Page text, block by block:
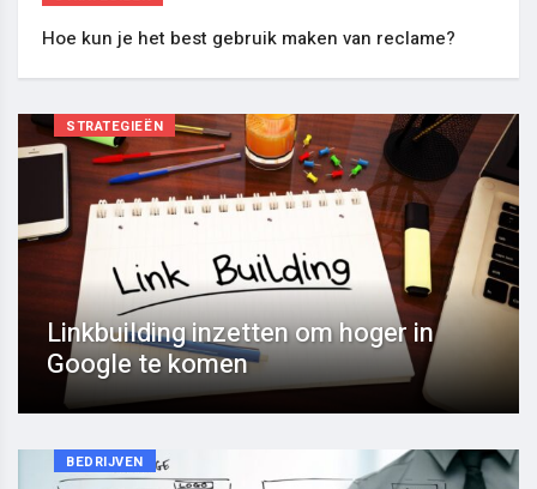
Hoe kun je het best gebruik maken van reclame?
STRATEGIEËN
Linkbuilding inzetten om hoger in
Google te komen
BEDRIJVEN